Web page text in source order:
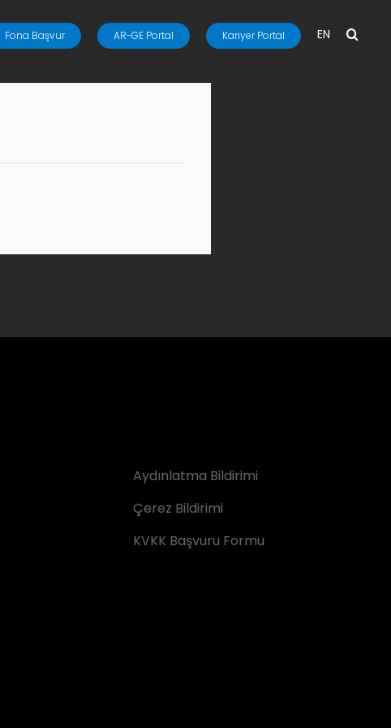
Fona Başvur AR-GE Portal Kariyer Portal EN
Aydınlatma Bildirimi
Çerez Bildirimi
KVKK Başvuru Formu